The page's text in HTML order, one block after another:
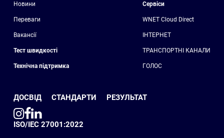
Новини
Переваги
Вакансії
Тест швидкості
Технічна підтримка
Сервіси
WNET Cloud Direct
ІНТЕРНЕТ
ТРАНСПОРТНІ КАНАЛИ
ГОЛОС
ДОСВІД СТАНДАРТИ РЕЗУЛЬТАТ
ISO/IEC 27001:2022